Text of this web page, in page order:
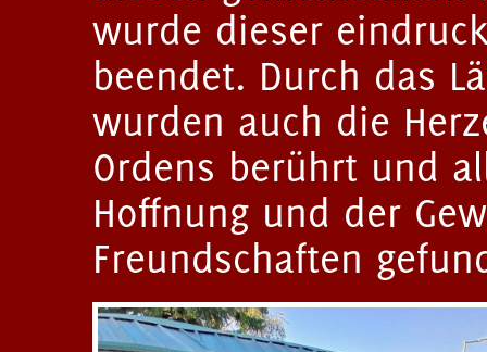
wurde dieser
beendet. Durch das
wurden auch die
Ordens berührt und
Hoffnung und der
Freundschaften